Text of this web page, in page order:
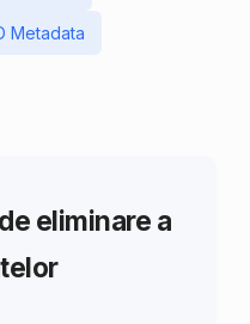
Metadata
eliminare a